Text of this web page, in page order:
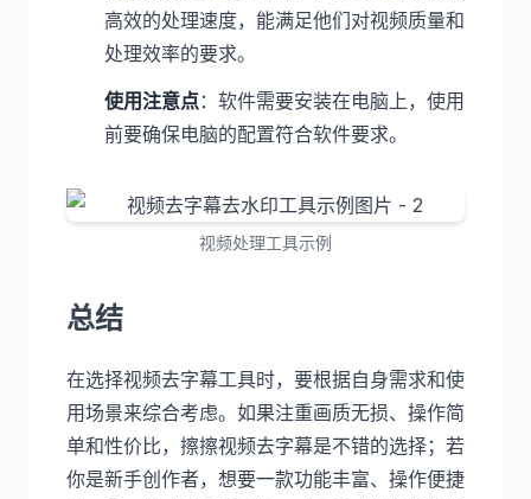
高效的处理速度，能满足他们对视频质量和
处理效率的要求。
使用注意点：软件需要安装在电脑上，使用
前要确保电脑的配置符合软件要求。
视频处理工具示例
总结
在选择视频去字幕工具时，要根据自身需求和使
用场景来综合考虑。如果注重画质无损、操作简
单和性价比，擦擦视频去字幕是不错的选择；若
你是新手创作者，想要一款功能丰富、操作便捷